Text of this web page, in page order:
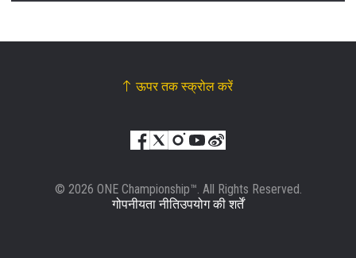
ऊपर तक स्क्रोल करें
© 2026 ONE Championship™. All Rights Reserved.
गोपनीयता नीतिउपयोग की शर्तें